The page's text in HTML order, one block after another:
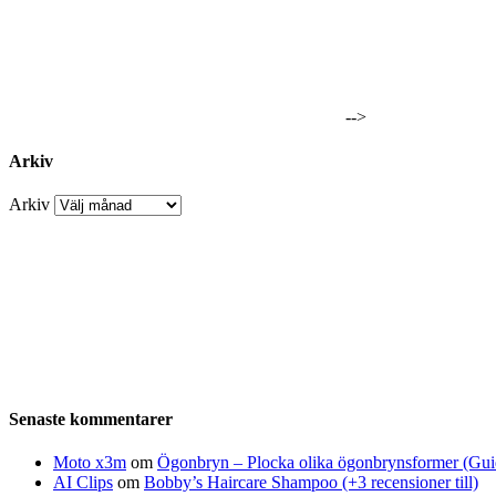
-->
Arkiv
Arkiv
Senaste kommentarer
Moto x3m om Ögonbryn – Plocka olika ögonbrynsformer
AI Clips om Bobby’s Haircare Shampoo (+3 recensioner till)